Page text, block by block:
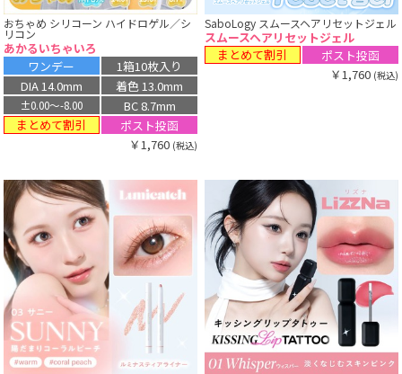
おちゃめ シリコーン ハイドロゲル／シ
リコン
あかるいちゃいろ
ワンデー
1箱10枚入り
DIA 14.0mm
着色 13.0mm
±0.00〜-8.00
BC 8.7mm
まとめて割引
ポスト投函
￥1,760 (税込)
SaboLogy スムースヘアリセットジェル
スムースヘアリセットジェル
まとめて割引
ポスト投函
￥1,760 (税込)